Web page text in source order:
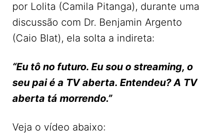
por Lolita (Camila Pitanga), durante uma
discussão com Dr. Benjamin Argento
(Caio Blat), ela solta a indireta:
“Eu tô no futuro. Eu sou o streaming, o
seu pai é a TV aberta. Entendeu? A TV
aberta tá morrendo.”
Veja o vídeo abaixo: